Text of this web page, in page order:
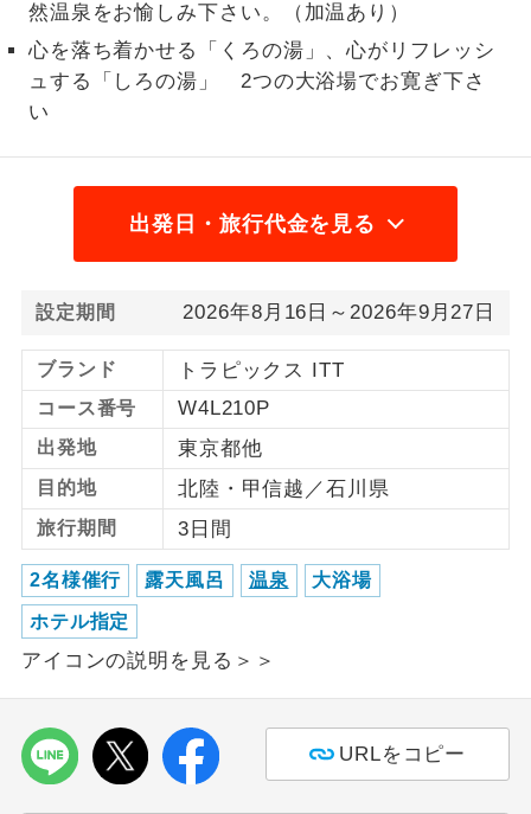
然温泉をお愉しみ下さい。（加温あり）
心を落ち着かせる「くろの湯」、心がリフレッシ
ュする「しろの湯」 2つの大浴場でお寛ぎ下さ
い
出発日・旅行代金を見る
設定期間 2026年8月16日～2026年9月27日
ブランド トラピックス ITT
コース番号 W4L210P
出発地 東京都他
目的地 北陸・甲信越／石川県
旅行期間 3日間
2名様催行 露天風呂 温泉 大浴場
ホテル指定
アイコンの説明を見る＞＞
URLをコピー
2名様催行
2名様から出発可能な個人型プランで
す。
おひとり様参
加限定
おひとり様限定でご参加いただけるコー
ご夫婦限定
ご夫婦限定でご参加いただけるコースで
す。
年齢制限あり
ご参加にあたり年齢に制限があるコース
です。
航空会社指定
利用航空会社が指定なので、ご出発の計
画にとても便利です。
ホテル指定
ご紹介するホテルを指定したコースで
す。
おひとり様バ
ス2席利用
す。